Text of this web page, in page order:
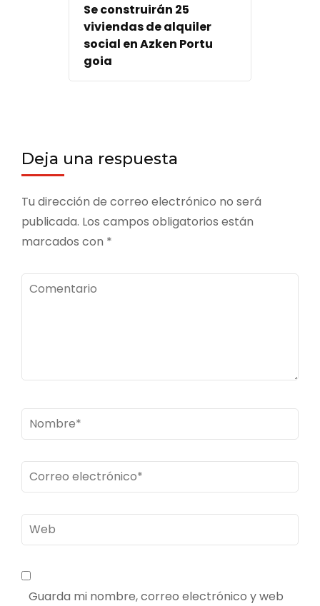
Se construirán 25
viviendas de alquiler
social en Azken Portu
goia
Deja una respuesta
Tu dirección de correo electrónico no será
publicada. Los campos obligatorios están
marcados con *
Comentario
Nombre*
Correo
electrónico*
Web
Guarda mi nombre, correo electrónico y web